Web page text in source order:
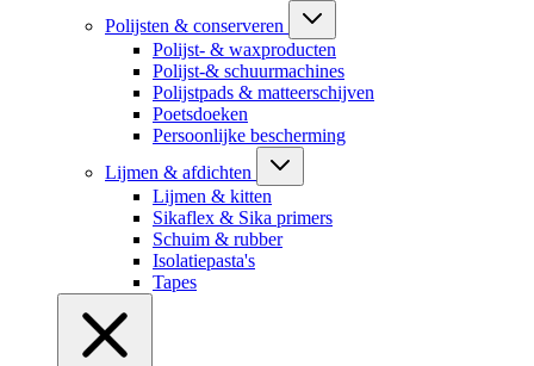
Polijsten & conserveren
Polijst- & waxproducten
Polijst-& schuurmachines
Polijstpads & matteerschijven
Poetsdoeken
Persoonlijke bescherming
Lijmen & afdichten
Lijmen & kitten
Sikaflex & Sika primers
Schuim & rubber
Isolatiepasta's
Tapes